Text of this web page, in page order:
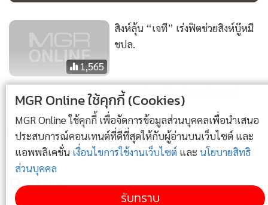
1,565
สิงห์ลุ้น “เจที” เร่งฟิตช่วยสิงห์บู๊หมี
ชปล.
1,385
“ฮาซาร์ด” ยังไม่ฟิตส่อวืดยิงหมี
ชปล.
สิงห์เครียด “ฮาซาร์ด” เจ็บน่องส่อ
แสดงเพิ่มเติม
ข่าวในหมวดล่าสุด
MGR Online ใช้คุกกี้ (Cookies)
MGR Online ใช้คุกกี้ เพื่อจัดการข้อมูลส่วนบุคคลเพื่อนำเสนอ
ประสบการณ์คอนเทนต์ที่ดีที่สุดให้กับผู้อ่านบนเว็บไซต์ และ
แอพพลิเคชั่นเงื่อนไขการใช้งานเว็บไซต์และนโยบายสิทธิ
ส่วนบุคคล
รับทราบ